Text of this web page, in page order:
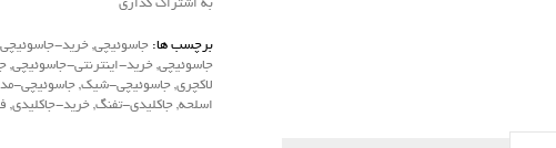
به اشتراک گذاری
برچسب ها: جاسوئیچی,خرید-جاسوئیچی
جاسوئیچی,خرید-اینترنتی-جاسوئیچی,
لاکچری,جاسوئیچی-شیک,جاسوئیچی-
اسلحه,جاکلیدی-تفنگ,خرید-جاکلیدی,